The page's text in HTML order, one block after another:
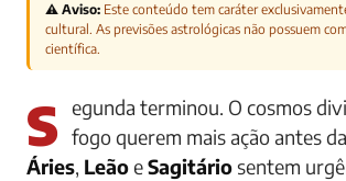
⚠️ Aviso: Este conteúdo tem caráter
cultural. As previsões astrológicas não possuem
científica.
Segunda terminou. O cosmos dividiu. Signos de fogo querem mais ação antes
Áries, LeãoeSagitáriosentem